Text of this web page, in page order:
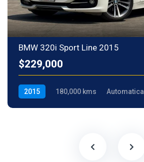
BMW 320i Sport Line 2015
$229,000
2015 180,000 kms Automatica